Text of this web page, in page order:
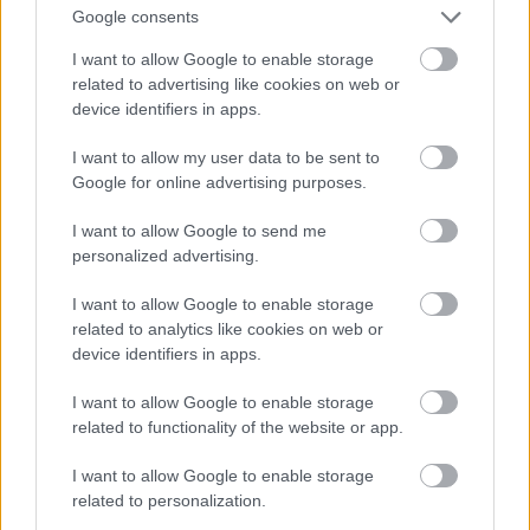
Google consents
I want to allow Google to enable storage
related to advertising like cookies on web or
device identifiers in apps.
I want to allow my user data to be sent to
Google for online advertising purposes.
I want to allow Google to send me
personalized advertising.
I want to allow Google to enable storage
related to analytics like cookies on web or
device identifiers in apps.
I want to allow Google to enable storage
related to functionality of the website or app.
I want to allow Google to enable storage
related to personalization.
az „alternatív”
magyar őstörténet hívei gyakran állítják, hogy az ősi
boszniai piramisokban székely rovásírással írt
kőlapokra bukkantak, így beigazolódott a
magyarság őshonos volta, kultúrateremtő szerepe,
stb-stb. A fényképek némelyikén csakugyan
láthatóak írásjelek, viszont nem derült ki pontosan,
honnan származnak, az alagútból vagy a dombról.
Előbbi esetben (és elfogadva, hogy valóban székely
hiszen, mint láttuk, az alagút több km-re fekszik a
„piramistól”, és a legvalószínűbb feltételezés szerint
egy középkori tárnáról van szó. Tudjuk, hogy a
telepítették a középkori Magyarország végeibe; az
tehát, hogy egy határvidéki bányában székely
rovásírással találkozunk, nem meglepő. (Ezt igazolja
az egyik írás, melynek olvasata – amennyiben
pontos a megfejtés –: „veszélyes”.) Amennyiben a